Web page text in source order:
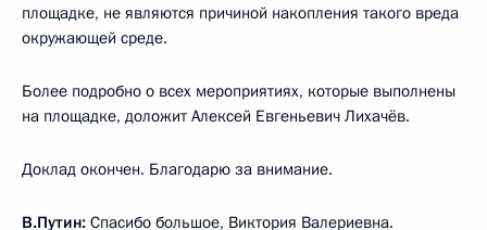
площадке, не являются причиной накопления такого вреда
окружающей среде.
Более подробно о всех мероприятиях, которые выполнены
на площадке, доложит Алексей Евгеньевич Лихачёв.
Доклад окончен. Благодарю за внимание.
В.Путин: Спасибо большое, Виктория Валериевна.